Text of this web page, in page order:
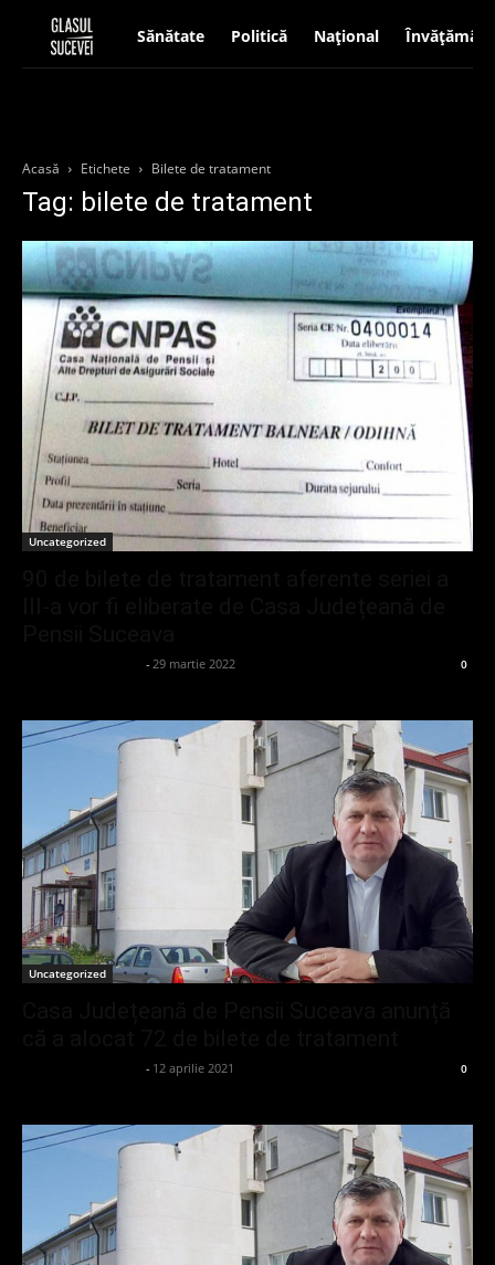
Sănătate Politică Național Învățământ
Acasă Etichete Bilete de tratament
Tag: bilete de tratament
Uncategorized
- 29 martie 2022 0
Uncategorized
- 12 aprilie 2021 0